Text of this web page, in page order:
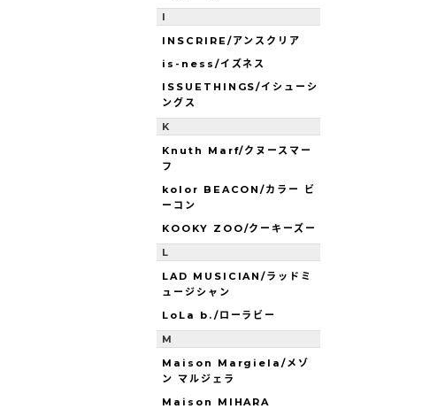
I
INSCRIRE/アンスクリア
is-ness/イズネス
ISSUETHINGS/イシューシ
ングス
K
Knuth Marf/クヌースマー
フ
kolor BEACON/カラー ビ
ーコン
KOOKY ZOO/クーキーズー
L
LAD MUSICIAN/ラッドミ
ュージシャン
LoLa b./ローラビー
M
Maison Margiela/メゾ
ン マルジェラ
Maison MIHARA